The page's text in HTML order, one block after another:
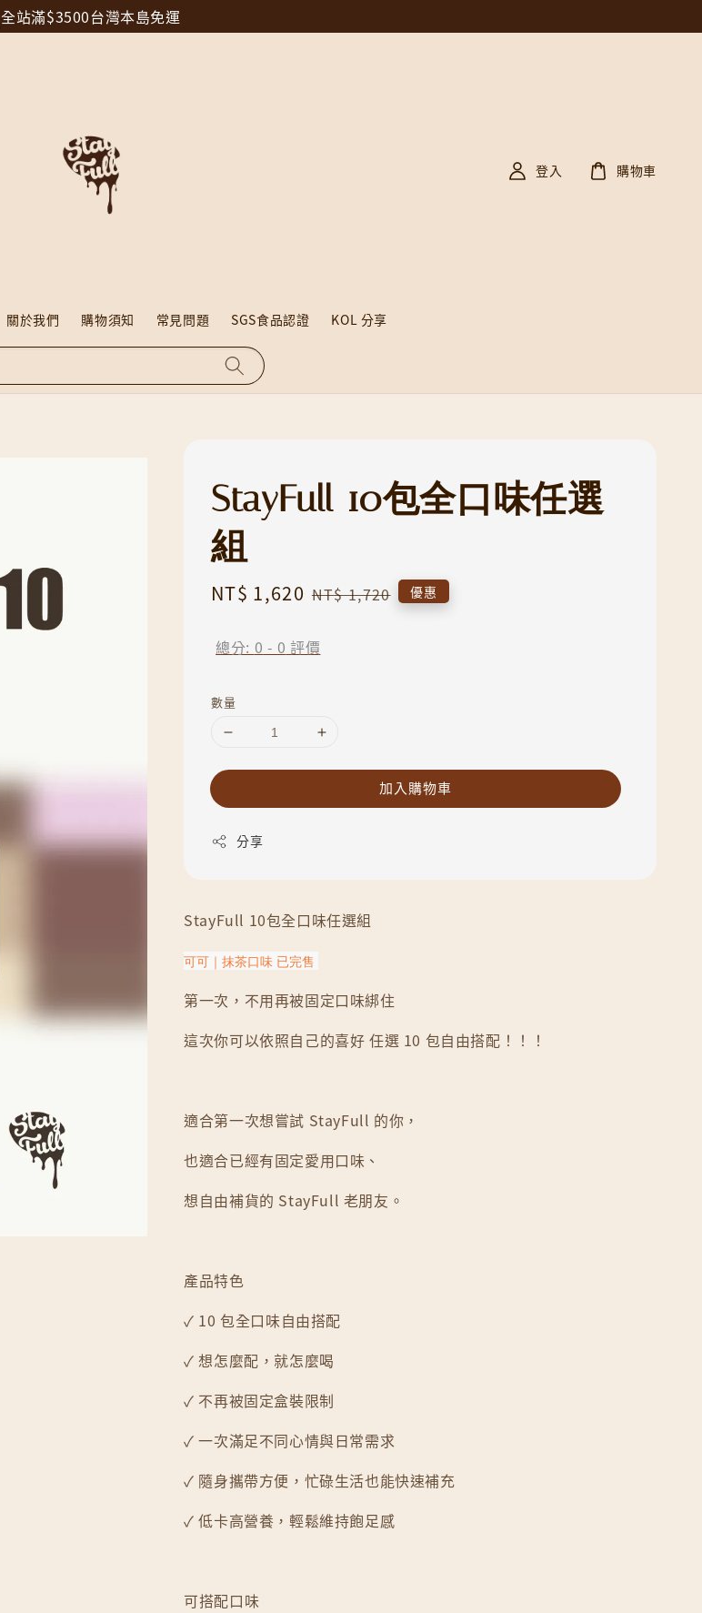
全站滿$3500台灣本島免運
關於我們 購物須知 常見問題 SGS食品認證 KOL 分享
登入 購物車
StayFull 10包全口味任選
組
Sale
NT$ 1,620 Regular
NT$ 1,720 優惠
總分: 0 - 0 評價
數量
加入購物車
分享
StayFull 10包全口味任選組
可可｜抹茶口味 已完售
第一次，不用再被固定口味綁住
這次你可以依照自己的喜好 任選 10 包自由搭配！！！
適合第一次想嘗試 StayFull 的你，
也適合已經有固定愛用口味、
想自由補貨的 StayFull 老朋友。
產品特色
✓ 10 包全口味自由搭配
✓ 想怎麼配，就怎麼喝
✓ 不再被固定盒裝限制
✓ 一次滿足不同心情與日常需求
✓ 隨身攜帶方便，忙碌生活也能快速補充
✓ 低卡高營養，輕鬆維持飽足感
可搭配口味